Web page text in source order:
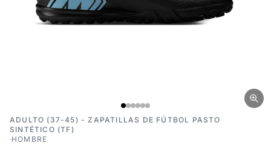
ADULTO (37-45) - ZAPATILLAS DE FÚTBOL PASTO
SINTÉTICO (TF)
·HOMBRE